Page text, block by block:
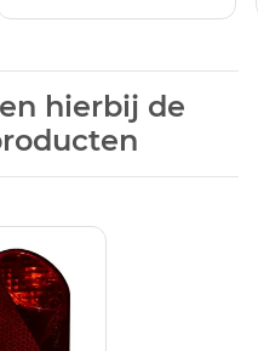
hierbij de